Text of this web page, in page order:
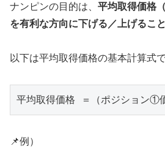
ナンピンの目的は、 平均取得価格
を有利な方向に下げる／上げること
以下は平均取得価格の基本計算式で
📌例）